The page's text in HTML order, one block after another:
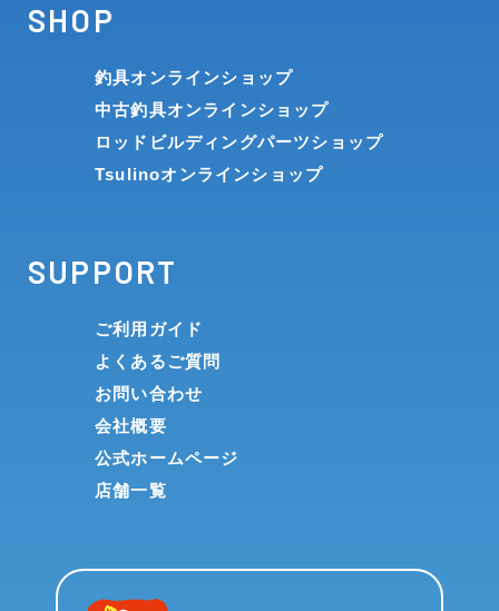
SHOP
釣具オンラインショップ
中古釣具オンラインショップ
ロッドビルディングパーツショップ
Tsulinoオンラインショップ
SUPPORT
ご利用ガイド
よくあるご質問
お問い合わせ
会社概要
公式ホームページ
店舗一覧